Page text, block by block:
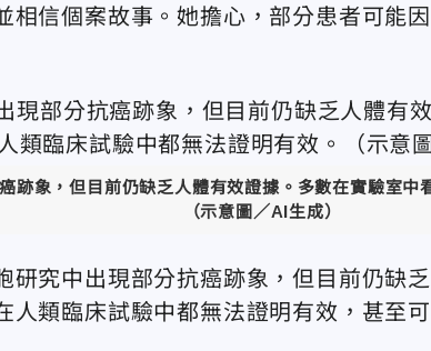
相信個案故事。她擔心，部分患者可能
跡象，但目前仍缺乏人體有效證據。多數在實驗室
（示意圖／AI生成）
研究中出現部分抗癌跡象，但目前仍缺
人類臨床試驗中都無法證明有效，甚至